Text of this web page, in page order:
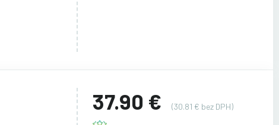
37.90 € (30.81 € bez DPH)